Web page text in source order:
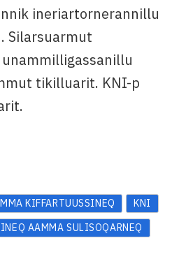
ineriartornerannillu
Silarsuarmut
tikilluarit. KNI-p
KIFFARTUUSSINEQ
KNI
AAMMA SULISOQARNEQ